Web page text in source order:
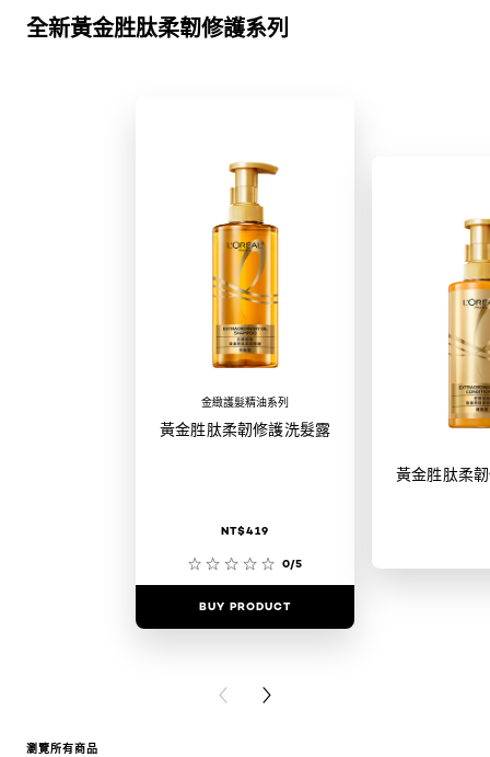
全新黃金胜肽柔韌修護系列
金緻護髮精油系列
黃金胜肽柔韌修護洗髮露
NT$419
0/5
BUY PRODUCT
黃金胜肽柔
PREVIOUS CARD
NEXT CARD
瀏覽所有商品